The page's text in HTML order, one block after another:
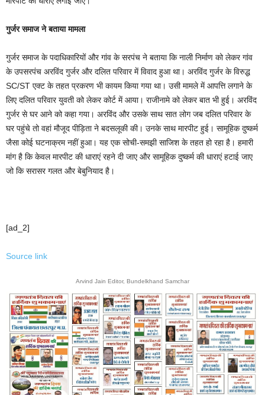
गुर्जर समाज ने बताया मामला
गुर्जर समाज के पदाधिकारियों और गांव के सरपंच ने बताया कि नाली निर्माण को लेकर गांव
के उपसरपंच अरविंद गुर्जर और दलित परिवार में विवाद हुआ था। अरविंद गुर्जर के विरुद्ध
SC/ST एक्ट के तहत प्रकरण भी कायम किया गया था। उसी मामले में आपत्ति लगाने के
लिए दलित परिवार युवती को लेकर कोर्ट में आया। राजीनामे को लेकर बात भी हुई। अरविंद
गुर्जर से घर आने को कहा गया। अरविंद और उसके साथ सात लोग जब दलित परिवार के
घर पहुंचे तो वहां मौजूद पीड़िता ने बदसलूकी की। उनके साथ मारपीट हुई। सामूहिक दुष्कर्म
जैसा कोई घटनाक्रम नहीं हुआ। यह एक सोची-समझी साजिश के तहत हो रहा है। हमारी
मांग है कि केवल मारपीट की धाराएं रहने दी जाए और सामूहिक दुष्कर्म की धाराएं हटाई जाए
जो कि सरासर गलत और बेबुनियाद है।
[ad_2]
Source link
Arvind Jain Editor, Bundelkhand Samchar